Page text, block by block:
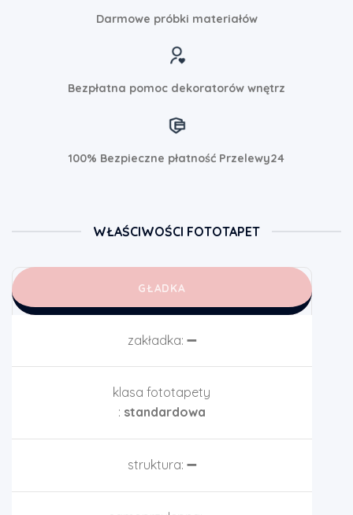
Darmowe próbki materiałów
Bezpłatna pomoc dekoratorów wnętrz
100% Bezpieczne płatność Przelewy24
WŁAŚCIWOŚCI FOTOTAPET
GŁADKA
zakładka: ➖
klasa fototapety
: standardowa
struktura: ➖